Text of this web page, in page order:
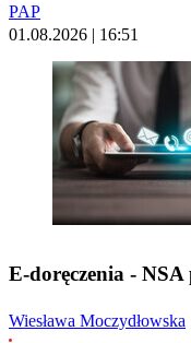
PAP
01.08.2026 | 16:51
E-doręczenia -
Wiesława Moczydłowska